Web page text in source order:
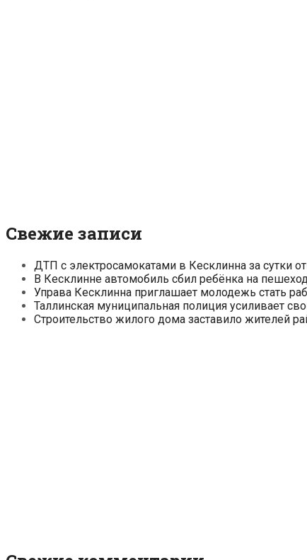
Свежие записи
ДТП с электросамокатами в Кесклинна за сутки
В Кесклинне автомобиль сбил ребёнка на
Управа Кесклинна приглашает молодежь стать
Таллинская муниципальная полиция усиливает
Строительство жилого дома заставило жителей